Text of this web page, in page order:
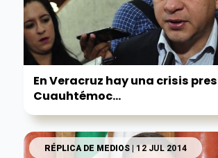
En Veracruz hay una crisis
Cuauhtémoc...
RÉPLICA DE MEDIOS| 12 JUL 2014